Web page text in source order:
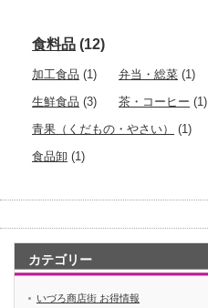
食料品 (12)
加工食品 (1) 弁当・総菜 (1)
生鮮食品 (3) 茶・コーヒー (1)
青果（くだもの・やさい）
(1)
食品卸 (1)
カテゴリー
いづろ商店街 お得情報